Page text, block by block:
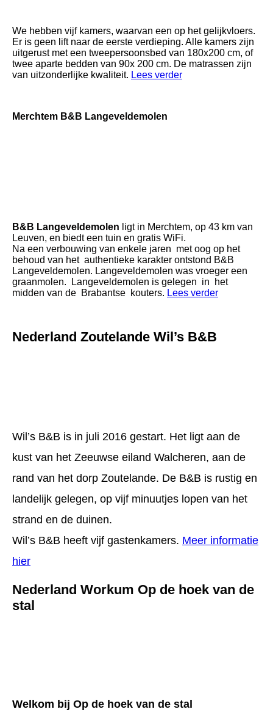
We hebben vijf kamers, waarvan een op het gelijkvloers.
Er is geen lift naar de eerste verdieping. Alle kamers zijn
uitgerust met een tweepersoonsbed van 180x200 cm, of
twee aparte bedden van 90x 200 cm. De matrassen zijn
van uitzonderlijke kwaliteit. Lees verder
Merchtem B&B Langeveldemolen
B&B Langeveldemolen ligt in Merchtem, op 43 km van
Leuven, en biedt een tuin en gratis WiFi.
Na een verbouwing van enkele jaren met oog op het
behoud van het authentieke karakter ontstond B&B
Langeveldemolen. Langeveldemolen was vroeger een
graanmolen. Langeveldemolen is gelegen in het
midden van de Brabantse kouters. Lees verder
Nederland Zoutelande Wil’s B&B
Wil’s B&B is in juli 2016 gestart. Het ligt aan de
kust van het Zeeuwse eiland Walcheren, aan de
rand van het dorp Zoutelande. De B&B is rustig en
landelijk gelegen, op vijf minuutjes lopen van het
strand en de duinen.
Wil’s B&B heeft vijf gastenkamers. Meer informatie
hier
Nederland Workum Op de hoek van de
stal
Welkom bij Op de hoek van de stal